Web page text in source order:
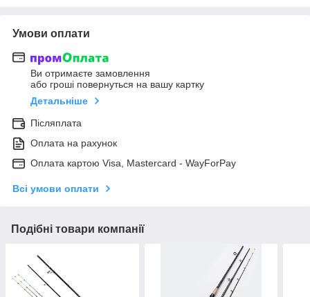
Умови оплати
Ви отримаєте замовлення
або гроші повернуться на вашу картку
Детальніше
Післяплата
Оплата на рахунок
Оплата картою Visa, Mastercard - WayForPay
Всі умови оплати
Подібні товари компанії